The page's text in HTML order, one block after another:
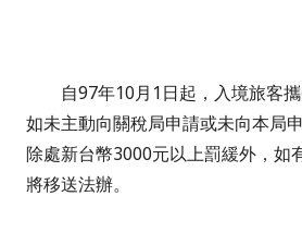
自97年10月1日起，入境旅客攜
如未主動向關稅局申請或未向本局
除處新台幣3000元以上罰緩外，如
將移送法辦。